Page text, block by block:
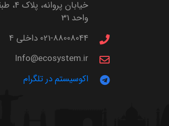
واحد 31
021-88008044 داخلی 4
Info@ecosystem.ir
اکوسیستم در تلگرام